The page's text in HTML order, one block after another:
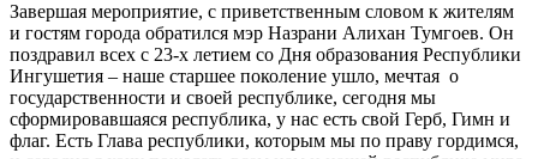
Завершая мероприятие, с приветственным словом к жителям
и гостям города обратился мэр Назрани Алихан Тумгоев. Он
поздравил всех с 23-х летием со Дня образования Республики
Ингушетия – наше старшее поколение ушло, мечтая о
государственности и своей республике, сегодня мы
сформировавшаяся республика, у нас есть свой Герб, Гимн и
флаг. Есть Глава республики, которым мы по праву гордимся,